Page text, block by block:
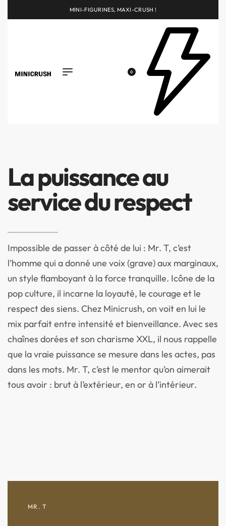
MINI-FIGURINES, MAXI-CRUSH !
0
La puissance au
service du respect
Impossible de passer à côté de lui : Mr. T, c’est
l’homme qui a donné une voix (grave) aux marginaux,
un style flamboyant à la force tranquille. Icône de la
pop culture, il incarne la loyauté, le courage et le
respect des siens. Chez Minicrush, on voit en lui le
mix parfait entre intensité et bienveillance. Avec ses
chaînes dorées et son charisme XXL, il nous rappelle
que la vraie puissance se mesure dans les actes, pas
dans les mots. Mr. T, c’est le mentor qu’on aimerait
tous avoir : brut à l’extérieur, en or à l’intérieur.
MR. T